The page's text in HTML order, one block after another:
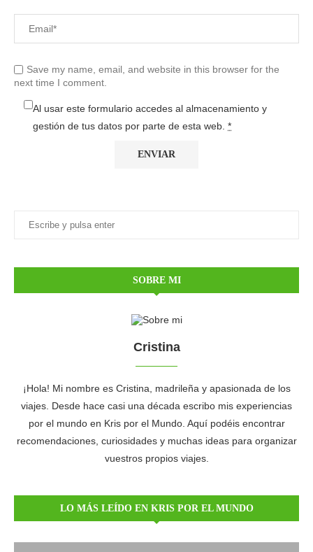
Save my name, email, and website in this browser for the
next time I comment.
Al usar este formulario accedes al almacenamiento y
gestión de tus datos por parte de esta web. *
SOBRE MI
Cristina
¡Hola! Mi nombre es Cristina, madrileña y apasionada de los
viajes. Desde hace casi una década escribo mis experiencias
por el mundo en Kris por el Mundo. Aquí podéis encontrar
recomendaciones, curiosidades y muchas ideas para organizar
vuestros propios viajes.
LO MÁS LEÍDO EN KRIS POR EL MUNDO